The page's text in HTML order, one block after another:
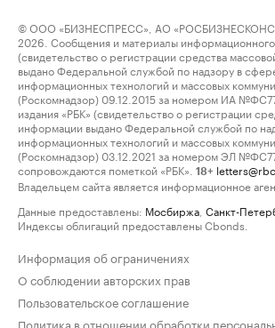
© ООО «БИЗНЕСПРЕСС», АО
2026. Сообщения и материалы информационного
(свидетельство о регистрации средства
выдано Федеральной службой по надзору в
информационных технологий и массовых
(Роскомнадзор) 09.12.2015 за номером ИА
издания «РБК» (свидетельство о регистрации
информации выдано Федеральной службой по
информационных технологий и массовых
(Роскомнадзор) 03.12.2021 за номером ЭЛ
сопровождаются пометкой «РБК».
18+
Владельцем сайта является информационное
Данные предоставлены: Мосбиржа Санкт-
Индексы облигаций предоставлены Cbonds.
Информация об ограничениях
О соблюдении авторских прав
Пользовательское соглашение
Политика в отношении обработки